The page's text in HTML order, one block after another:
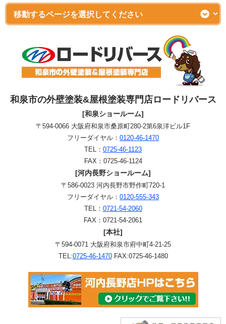
和泉市の外壁塗装&屋根塗装専門店ロードリバース
[和泉ショールーム]
〒594-0066 大阪府和泉市桑原町280-2第6泉洋ビル1F
フリーダイヤル： 0120-46-1470
TEL： 0725-46-1123
FAX：0725-46-1124
[河内長野ショールーム]
〒586-0023 河内長野市野作町720-1
フリーダイヤル： 0120-555-343
TEL： 0721-54-2060
FAX：0721-54-2061
[本社]
〒594-0071 大阪府和泉市府中町4-21-25
TEL:0725-46-1470FAX:0725-46-1480